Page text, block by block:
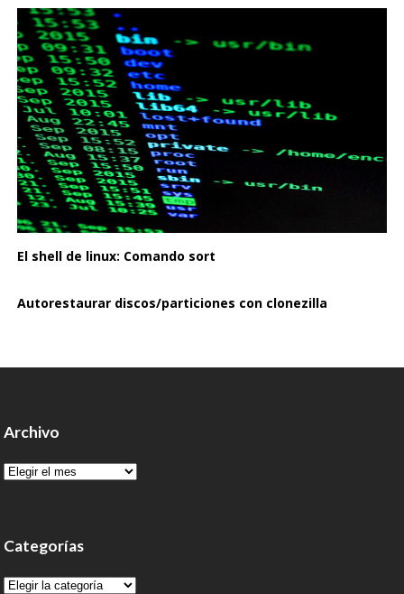
El shell de linux: Comando sort
Autorestaurar discos/particiones con clonezilla
Archivo
Archivo
Categorías
Categorías